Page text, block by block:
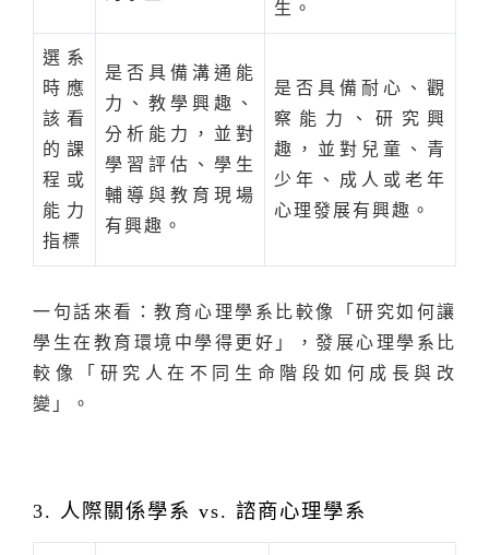
生。
選系
時應
該看
的課
程或
能力
指標
是否具備溝通能
力、教學興趣、
分析能力，並對
學習評估、學生
輔導與教育現場
有興趣。
是否具備耐心、觀
察能力、研究興
趣，並對兒童、青
少年、成人或老年
心理發展有興趣。
一句話來看：教育心理學系比較像「研究如何讓
學生在教育環境中學得更好」，發展心理學系比
較像「研究人在不同生命階段如何成長與改
變」。
3. 人際關係學系 vs. 諮商心理學系